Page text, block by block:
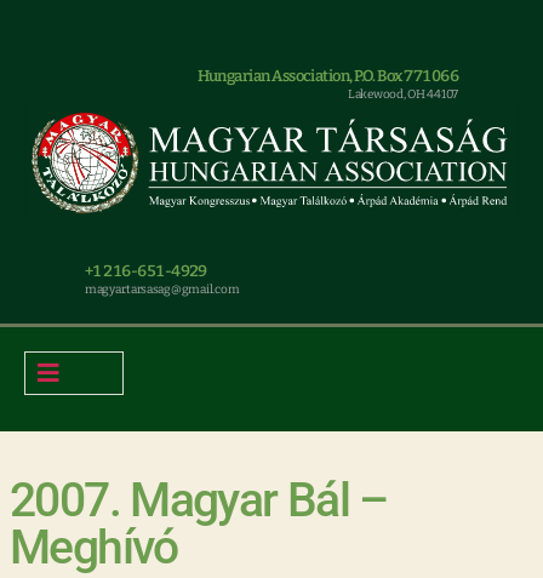
Hungarian Association, P.O. Box 771066
Lakewood, OH 44107
+1 216-651-4929
magyar.tarsasag@gmail.com
2007. Magyar Bál –
Meghívó